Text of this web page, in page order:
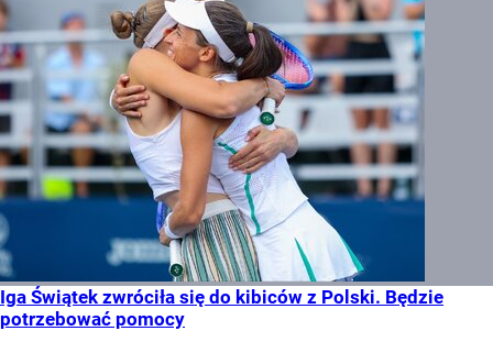
Iga Świątek zwróciła się do kibiców z Polski. Będzie
potrzebować pomocy